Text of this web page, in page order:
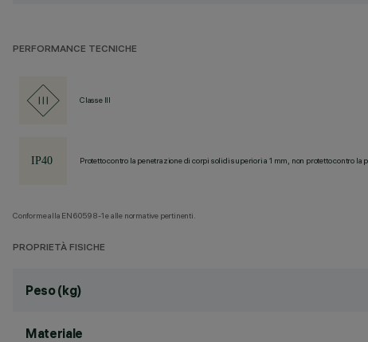
PERFORMANCE TECNICHE
Classe III
Protetto contro la penetrazione di corpi solidi superiori a 1 mm, non protetto contro
Conforme alla EN60598-1 e alle normative pertinenti.
PROPRIETÀ FISICHE
Peso (kg)
Materiale